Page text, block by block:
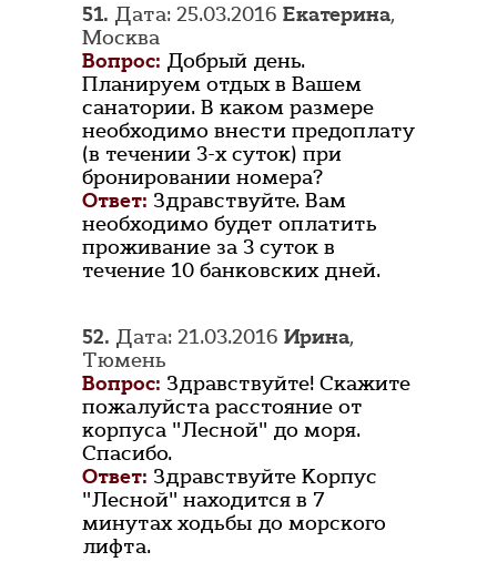
51. Дата: 25.03.2016 Екатерина,
Москва
Вопрос: Добрый день.
Планируем отдых в Вашем
санатории. В каком размере
необходимо внести предоплату
(в течении 3-х суток) при
бронировании номера?
Ответ: Здравствуйте. Вам
необходимо будет оплатить
проживание за 3 суток в
течение 10 банковских дней.
52. Дата: 21.03.2016 Ирина,
Тюмень
Вопрос: Здравствуйте! Скажите
пожалуйста расстояние от
корпуса "Лесной" до моря.
Спасибо.
Ответ: Здравствуйте Корпус
"Лесной" находится в 7
минутах ходьбы до морского
лифта.